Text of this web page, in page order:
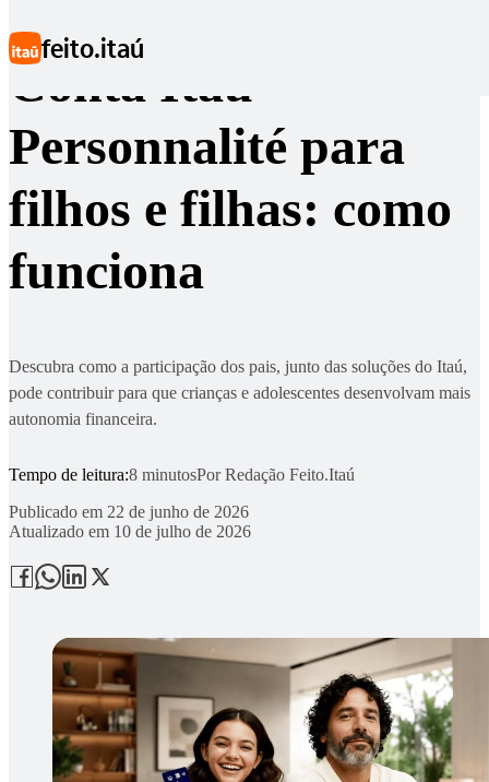
feito.itaú
Conta Itaú
Personnalité para
filhos e filhas: como
funciona
Descubra como a participação dos pais, junto das soluções do Itaú,
pode contribuir para que crianças e adolescentes desenvolvam mais
autonomia financeira.
Tempo de leitura:8 minutosPorRedação Feito.Itaú
Publicado em 22 de junho de 2026
Atualizado em 10 de julho de 2026